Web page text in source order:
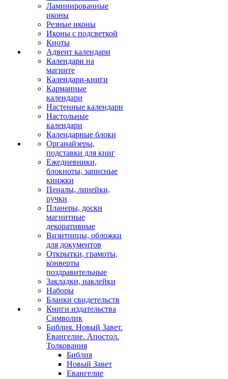
Ламинированные
иконы
Резные иконы
Иконы с подсветкой
Киоты
Адвент календари
Календари на
магните
Календари-книги
Карманные
календари
Настенные календари
Настольные
календари
Календарные блоки
Органайзеры,
подставки для книг
Ежедневники,
блокноты, записные
книжки
Пеналы, линейки,
ручки
Планеры, доски
магнитные
декоративные
Визитницы, обложки
для документов
Открытки, грамоты,
конверты
поздравительные
Закладки, наклейки
Наборы
Бланки свидетельств
Книги издательства
Символик
Библия. Новый Завет.
Евангелие. Апостол.
Толкования
Библия
Новый Завет
Евангелие